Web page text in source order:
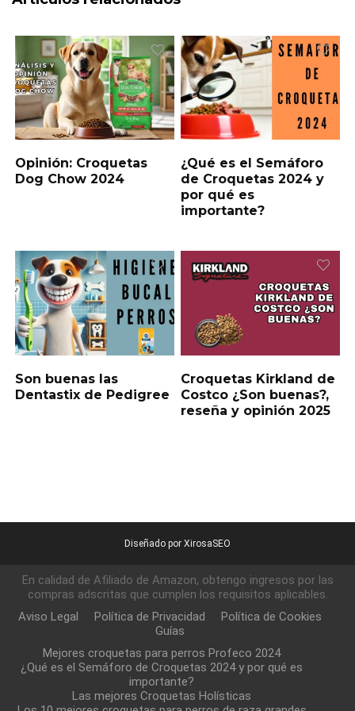
Opinión: Croquetas
Dog Chow 2024
¿Qué es el Semáforo
de Croquetas 2024 y
por qué es
importante?
Son buenas las
Dentastix de Pedigree
Croquetas Kirkland de
Costco ¿Son buenas?,
reseña y opinión 2025
Diseñado por XirosaSEO
En calidad de Afiliado de Amazon, obtengo ingresos por las
compras adscritas que cumplen los requisitos aplicables.
Aviso Legal
Política de Privacidad
Política de Cookies
Guías
Mejores croquetas para perros Profeco 2024
¿Qué es el Semáforo de Croquetas 2024 y por qué es
importante?
Las mejores Croquetas Holísticas